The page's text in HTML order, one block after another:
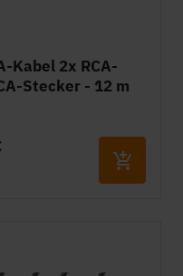
Kabel 2x RCA-
Stecker - 12 m